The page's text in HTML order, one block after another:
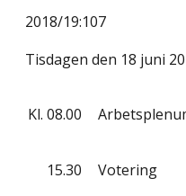
2018/19:107
Tisdagen den 18 juni
Kl. 08.00
15.30 Votering